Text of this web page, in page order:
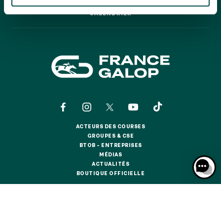
LA GARDEN PARTY - CYGAMES GRAND PRIX DE PARIS -
OFFRES, PASS & ABONNEMENTS
ABONNEMENTS ANNUELS
ABONNEMENTS ANNUELS
JOURS DE COURSES
CALENDRIER
ACTEURS DES COURSES
ACTEURS DES COURSES
GROUPES & CSE
GROUPES & CSE
BTOB – ENTREPRISES
BTOB – ENTREPRISES
MÉDIAS
MÉDIAS
ACTUALITÉS
ACTUALITÉS
BOUTIQUE OFFICIELLE